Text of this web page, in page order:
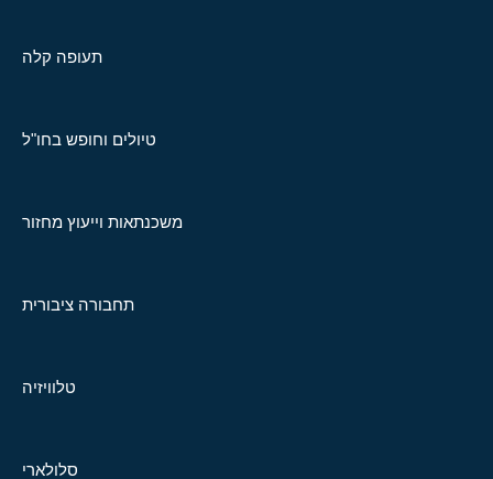
תעופה קלה
טיולים וחופש בחו"ל
משכנתאות וייעוץ מחזור
תחבורה ציבורית
טלוויזיה
סלולארי